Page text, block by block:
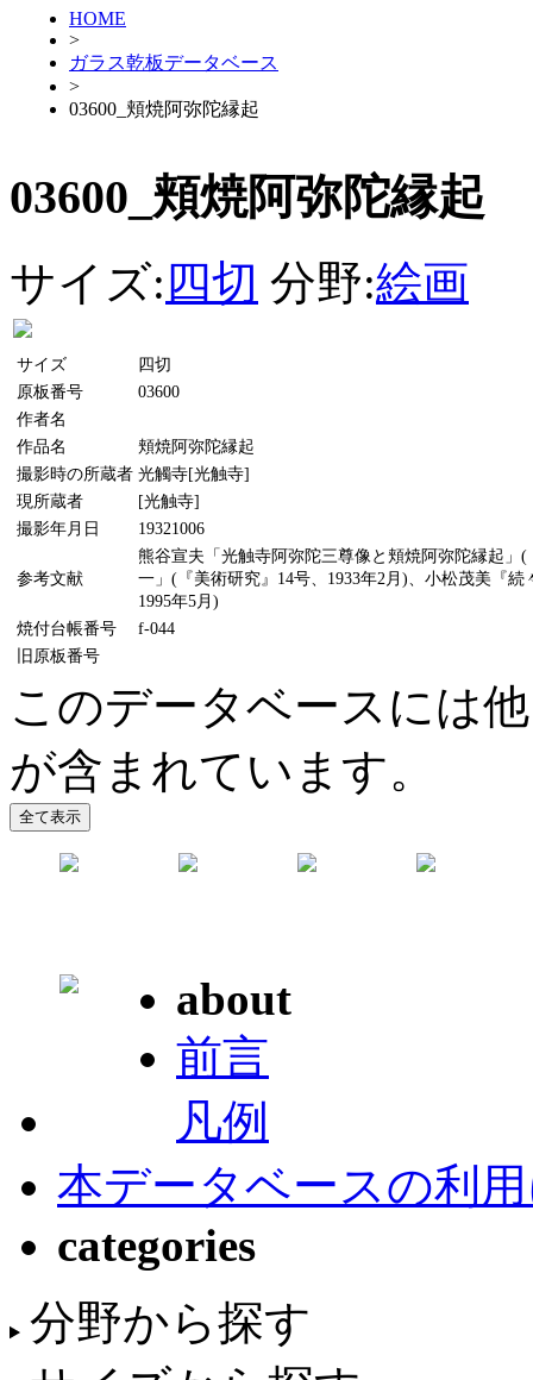
HOME
>
ガラス乾板データベース
>
03600_頬焼阿弥陀縁起
03600_頬焼阿弥陀縁起
サイズ: 四切 分野:絵画
サイズ
四切
原板番号
03600
作者名
作品名
頬焼阿弥陀縁起
撮影時の所蔵者 光觸寺[光触寺]
現所蔵者
[光触寺]
撮影年月日
19321006
参考文献
熊谷宣夫「光触寺阿弥陀三尊像と頬焼阿弥陀縁起」
一」(『美術研究』14号、1933年2月)、小松茂美『
1995年5月)
焼付台帳番号
f-044
旧原板番号
このデータベースには
が含まれています。
about
前言
凡例
本データベースの利
categories
分野から探す